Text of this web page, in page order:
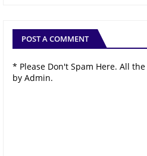
POST A COMMENT
* Please Don't Spam Here. All
by Admin.